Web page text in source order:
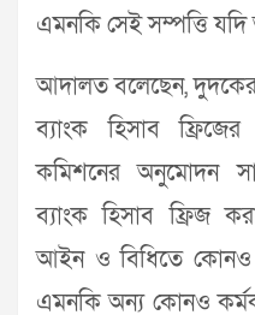
এমনকি সেই সম্পত্তি
আদালত বলেছেন,
ব্যাংক হিসাব
কমিশনের অনুমোদন
ব্যাংক হিসাব ফ্রিজ
আইন ও বিধিতে কোনও
এমনকি অন্য কোনও